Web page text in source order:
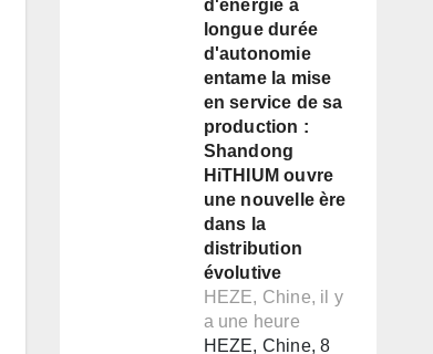
d'énergie à
longue durée
d'autonomie
entame la mise
en service de sa
production :
Shandong
HiTHIUM ouvre
une nouvelle ère
dans la
distribution
évolutive
HEZE, Chine, il y
a une heure
HEZE, Chine, 8